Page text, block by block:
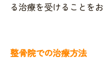
る治療を受けることを
整骨院での治療方法